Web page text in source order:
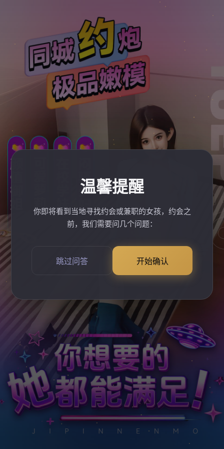
温馨提醒
你即将看到当地寻找约会或兼职的女孩，约会之
前，我们需要问几个问题：
跳过问答 开始确认